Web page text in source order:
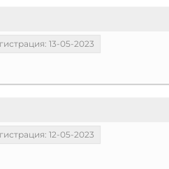
13-05-2023
12-05-2023